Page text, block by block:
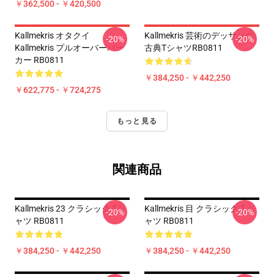
￥362,500 - ￥420,500
Kallmekris オタクイ
Kallmekris プルオーバーパー
カー RB0811
￥622,775 - ￥724,275
-20%
Kallmekris 芸術のデッサンの
古典TシャツRB0811
￥384,250 - ￥442,250
-20%
もっと見る
関連商品
Kallmekris 23 クラシック Tシ
ャツ RB0811
￥384,250 - ￥442,250
-20%
Kallmekris 目 クラシック T シ
ャツ RB0811
￥384,250 - ￥442,250
-20%